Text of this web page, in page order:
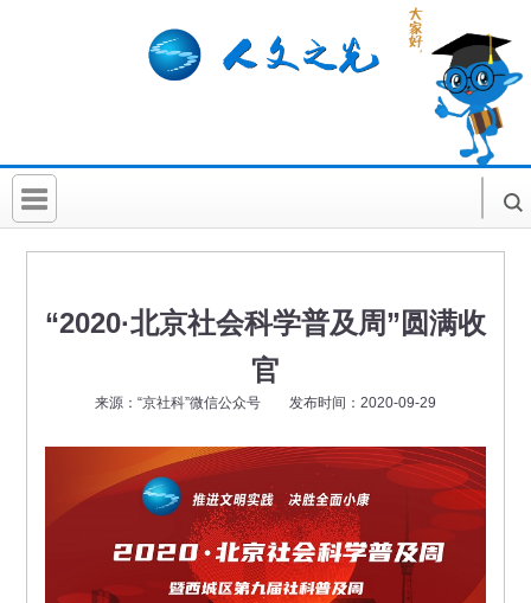
首 页
社科卡片
科普活动
“2020·北京社会科学普及周”圆满收
官
来源：“京社科”微信公众号 发布时间：2020-09-29